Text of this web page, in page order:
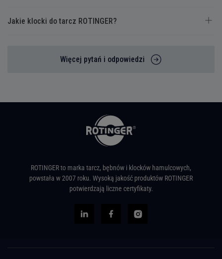
Jakie klocki do tarcz ROTINGER?
Więcej pytań i odpowiedzi
ROTINGER to marka tarcz, bębnów i klocków hamulcowych,
powstała w 2007 roku. Wysoką jakość produktów ROTINGER
potwierdzają liczne certyfikaty.